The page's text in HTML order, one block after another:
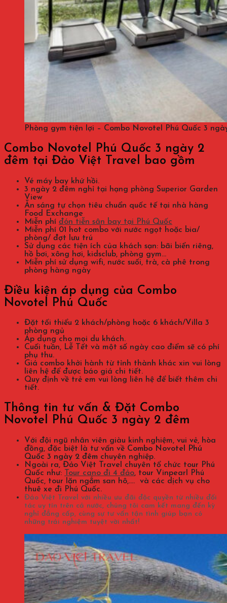
Phòng gym tiện lợi – Combo Novotel Phú Quốc 3
Combo Novotel Phú Quốc 3 ngày 2
đêm tại Đảo Việt Travel bao gồm
Vé máy bay khứ hồi.
3 ngày 2 đêm nghỉ tại hạng phòng Superior Garden
View
Ăn sáng tự chọn tiêu chuẩn quốc tế tại nhà hàng
Food Exchange
Miễn phí đón tiễn sân bay tại Phú Quốc
Miễn phí 01 hot combo với nước ngọt hoặc bia/
phòng/ đợt lưu trú
Sử dụng các tiện ích của khách sạn: bãi biển riêng,
hồ bơi, xông hơi, kidsclub, phòng gym…
Miễn phí sử dụng wifi, nước suối, trà, cà phê trong
phòng hàng ngày
Điều kiện áp dụng của Combo
Novotel Phú Quốc
Đặt tối thiểu 2 khách/phòng hoặc 6 khách/Villa 3
phòng ngủ
Áp dụng cho mọi du khách.
Cuối tuần, Lễ Tết và một số ngày cao điểm sẽ có phí
phụ thu.
Giá combo khởi hành từ tỉnh thành khác xin vui lòng
liên hệ để được báo giá chi tiết.
Quy định về trẻ em vui lòng liên hệ để biết thêm chi
tiết.
Thông tin tư vấn & Đặt Combo
Novotel Phú Quốc 3 ngày 2 đêm
Với đội ngũ nhân viên giàu kinh nghiệm, vui vẻ, hòa
đồng, đặc biệt là tư vấn về Combo Novotel Phú
Quốc 3 ngày 2 đêm chuyên nghiệp.
Ngoài ra, Đảo Việt Travel chuyên tổ chức tour Phú
Quốc như: Tour cano đi 4 đảo, tour Vinpearl Phú
Quốc, tour lặn ngắm san hô,…. và các dịch vụ cho
thuê xe đi Phú Quốc.
Đảo Việt Travel với nhiều ưu đãi độc quyền từ nhiều đối
tác uy tín trên cả nước, chúng tôi cam kết mang đến kỳ
nghỉ đẳng cấp, cùng sự tư vấn tận tình giúp bạn có
những trải nghiệm tuyệt vời nhất!